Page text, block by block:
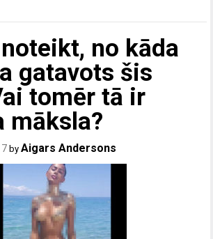
no kāda
gatavots šis
tomēr tā ir
māksla?
byAigars Andersons